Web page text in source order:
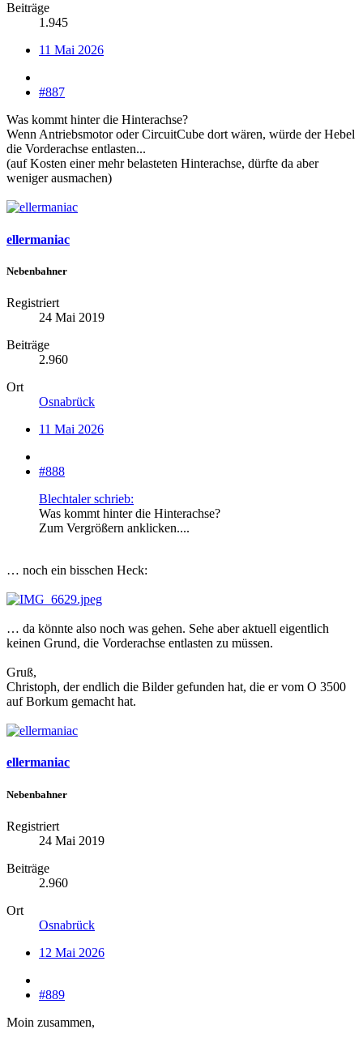
Beiträge
1.945
11 Mai 2026
#887
Was kommt hinter die Hinterachse?
Wenn Antriebsmotor oder CircuitCube dort wären, würde der Hebel
die Vorderachse entlasten...
(auf Kosten einer mehr belasteten Hinterachse, dürfte da aber
weniger ausmachen)
ellermaniac
Nebenbahner
Registriert
24 Mai 2019
Beiträge
2.960
Ort
Osnabrück
11 Mai 2026
#888
Blechtaler schrieb:
Was kommt hinter die Hinterachse?
Zum Vergrößern anklicken....
… noch ein bisschen Heck:
… da könnte also noch was gehen. Sehe aber aktuell eigentlich
keinen Grund, die Vorderachse entlasten zu müssen.
Gruß,
Christoph, der endlich die Bilder gefunden hat, die er vom O 3500
auf Borkum gemacht hat.
ellermaniac
Nebenbahner
Registriert
24 Mai 2019
Beiträge
2.960
Ort
Osnabrück
12 Mai 2026
#889
Moin zusammen,